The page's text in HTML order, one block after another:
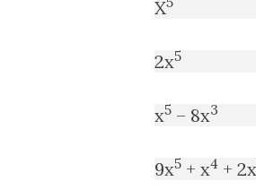
X →
2x5 →
x5 – 8x
9x5 + x4 + 2x